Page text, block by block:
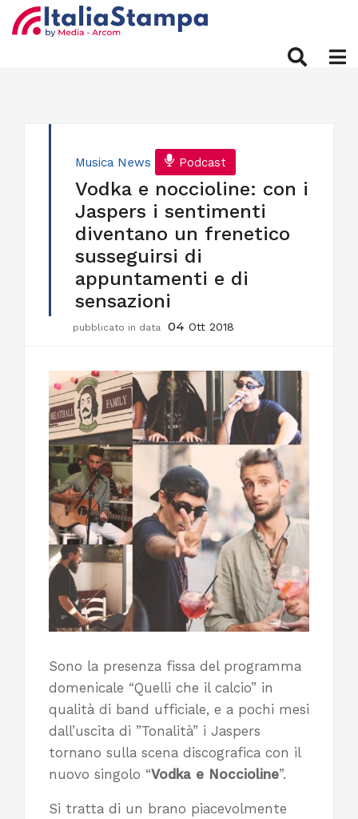
Musica News Podcast
Vodka e noccioline: con i
Jaspers i sentimenti
diventano un frenetico
susseguirsi di
appuntamenti e di
sensazioni
pubblicato in data 04 Ott 2018
Sono la presenza fissa del programma
domenicale “Quelli che il calcio” in
qualità di band ufficiale, e a pochi mesi
dall’uscita di ”Tonalità” i Jaspers
tornano sulla scena discografica con il
nuovo singolo “Vodka e Noccioline”.
Si tratta di un brano piacevolmente